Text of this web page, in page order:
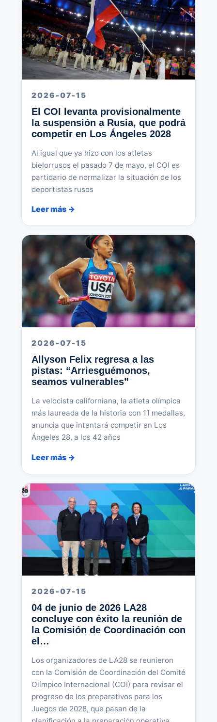
2026-07-15
El COI levanta provisionalmente
la suspensión a Rusia, que podrá
competir en Los Ángeles 2028
Al igual que ya hizo con los atletas
bielorrusos el pasado 7 de mayo, el COI es
partidario de normalizar la situación de los
deportistas rusos
Leer más →
2026-07-15
Allyson Felix regresa a las
pistas: “Arriesguémonos,
seamos vulnerables”
La velocista californiana, la atleta olímpica
más laureada de la historia con 11 medallas,
anuncia que intentará competir en Los
Ángeles 28, a los 42 años
Leer más →
2026-07-15
04 de junio de 2026 LA28
concluye con éxito la reunión de
la Comisión de Coordinación con
el…
Los organizadores de LA28 se reunieron
con la Comisión de Coordinación del Comité
Olímpico Internacional (COI) para revisar el
progreso de los preparativos para los
Juegos de 2028, que pasan de la